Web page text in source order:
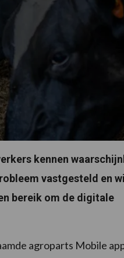
kennen
vastgesteld en
bereik om de digitale
agroparts Mobile